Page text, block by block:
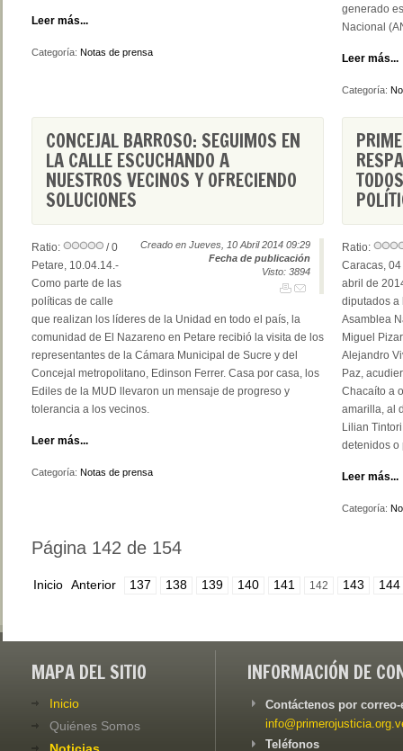
Leer más...
Categoría: Notas de prensa
generado
Nacional
Leer más...
Categoría:
CONCEJAL BARROSO: SEGUIMOS EN
LA CALLE ESCUCHANDO A
NUESTROS VECINOS Y OFRECIENDO
SOLUCIONES
Creado en Jueves, 10 Abril 2014 09:29
Fecha de publicación
Visto: 3894
Ratio:
/ 0
Petare, 10.04.14.-
Como parte de las
políticas de calle
que realizan los líderes de la Unidad en todo el país, la
comunidad de El Nazareno en Petare recibió la visita de los
representantes de la Cámara Municipal de Sucre y del
Concejal metropolitano, Edinson Ferrer. Casa por casa, los
Ediles de la MUD llevaron un mensaje de progreso y
tolerancia a los vecinos.
Leer más...
Categoría: Notas de prensa
Ratio:
Caracas,
abril de
diputados
Asamblea
Miguel
Alejandro
Paz,
Chacaíto a
amarilla, al
Lilian
detenidos o
Leer más...
Categoría:
Página 142 de 154
Inicio Anterior 137 138 139 140 141 142 143 144
MAPA DEL SITIO
Inicio
Quiénes Somos
INFORMACIÓN DE
Contáctenos por
Teléfonos